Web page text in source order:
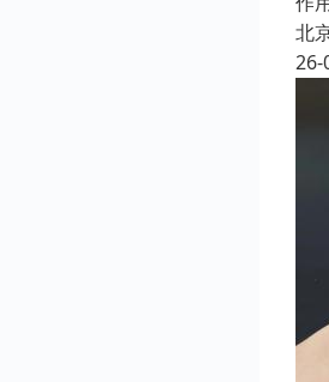
北
26-